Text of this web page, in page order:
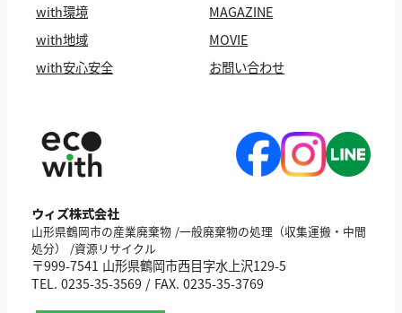
with環境
with地域
with安心安全
MAGAZINE
MOVIE
お問い合わせ
ウィズ株式会社
山形県鶴岡市の産業廃棄物 /一般廃棄物の処理（収集運搬・中間
処分） /資源リサイクル
〒999-7541 山形県鶴岡市西目字水上沢129-5
TEL. 0235-35-3569 / FAX. 0235-35-3769